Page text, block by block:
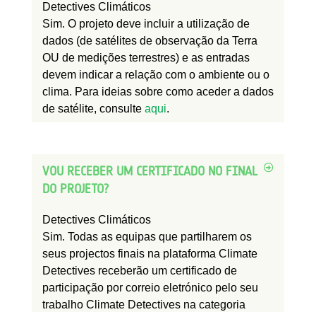
Detectives Climáticos
Sim. O projeto deve incluir a utilização de
dados (de satélites de observação da Terra
OU de medições terrestres) e as entradas
devem indicar a relação com o ambiente ou o
clima. Para ideias sobre como aceder a dados
de satélite, consulte aqui.
VOU RECEBER UM CERTIFICADO NO FINAL
DO PROJETO?
Detectives Climáticos
Sim. Todas as equipas que partilharem os
seus projectos finais na plataforma Climate
Detectives receberão um certificado de
participação por correio eletrónico pelo seu
trabalho Climate Detectives na categoria